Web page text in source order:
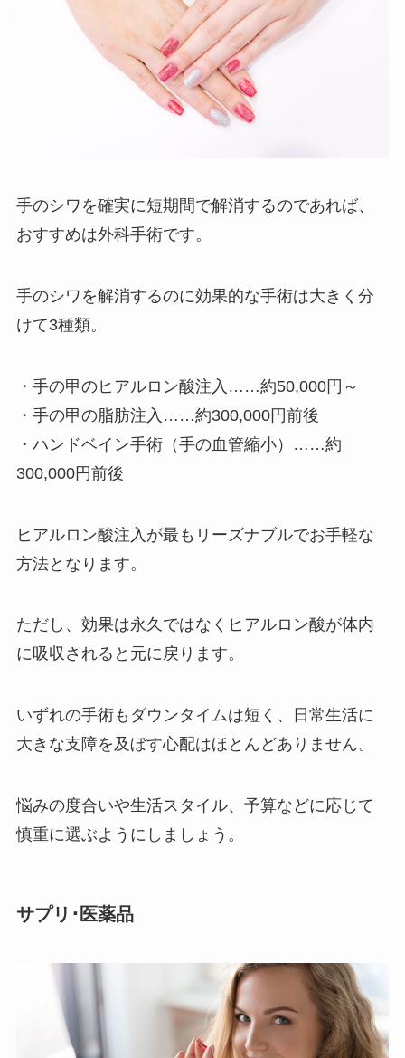
手のシワを確実に短期間で解消するのであれば、
おすすめは外科手術です。
手のシワを解消するのに効果的な手術は大きく分
けて3種類。
・手の甲のヒアルロン酸注入……約50,000円～
・手の甲の脂肪注入……約300,000円前後
・ハンドベイン手術（手の血管縮小）……約
300,000円前後
ヒアルロン酸注入が最もリーズナブルでお手軽な
方法となります。
ただし、効果は永久ではなくヒアルロン酸が体内
に吸収されると元に戻ります。
いずれの手術もダウンタイムは短く、日常生活に
大きな支障を及ぼす心配はほとんどありません。
悩みの度合いや生活スタイル、予算などに応じて
慎重に選ぶようにしましょう。
サプリ･医薬品